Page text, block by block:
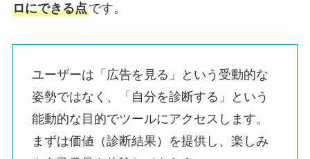
ロにできる点です。
ユーザーは「広告を見る」という受動的な
姿勢ではなく、「自分を診断する」という
能動的な目的でツールにアクセスします。
まずは価値（診断結果）を提供し、楽しみ